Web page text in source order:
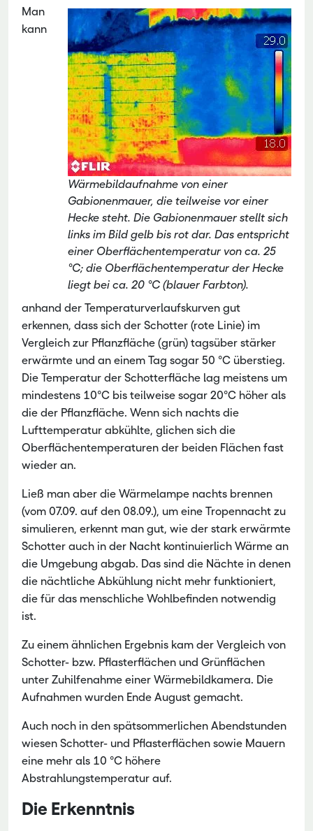
Wärmebildaufnahme von einer
Gabionenmauer, die teilweise vor einer
Hecke steht. Die Gabionenmauer stellt sich
links im Bild gelb bis rot dar. Das entspricht
einer Oberflächentemperatur von ca. 25
°C; die Oberflächentemperatur der Hecke
liegt bei ca. 20 °C (blauer Farbton).
Man
kann
anhand der Temperaturverlaufskurven gut
erkennen, dass sich der Schotter (rote Linie) im
Vergleich zur Pflanzfläche (grün) tagsüber stärker
erwärmte und an einem Tag sogar 50 °C überstieg.
Die Temperatur der Schotterfläche lag meistens um
mindestens 10°C bis teilweise sogar 20°C höher als
die der Pflanzfläche. Wenn sich nachts die
Lufttemperatur abkühlte, glichen sich die
Oberflächentemperaturen der beiden Flächen fast
wieder an.
Ließ man aber die Wärmelampe nachts brennen
(vom 07.09. auf den 08.09.), um eine Tropennacht zu
simulieren, erkennt man gut, wie der stark erwärmte
Schotter auch in der Nacht kontinuierlich Wärme an
die Umgebung abgab. Das sind die Nächte in denen
die nächtliche Abkühlung nicht mehr funktioniert,
die für das menschliche Wohlbefinden notwendig
ist.
Zu einem ähnlichen Ergebnis kam der Vergleich von
Schotter- bzw. Pflasterflächen und Grünflächen
unter Zuhilfenahme einer Wärmebildkamera. Die
Aufnahmen wurden Ende August gemacht.
Auch noch in den spätsommerlichen Abendstunden
wiesen Schotter- und Pflasterflächen sowie Mauern
eine mehr als 10 °C höhere
Abstrahlungstemperatur auf.
Die Erkenntnis